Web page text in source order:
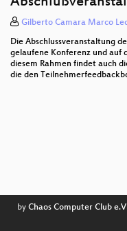
Gilberto Camara Marco
Die Abschlussveranstaltung
gelaufene Konferenz und auf
diesem Rahmen findet auch
die den
by Chaos Computer Club e.V